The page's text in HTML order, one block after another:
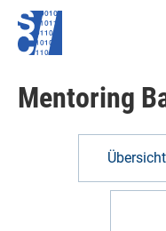
Mentoring
Übersicht